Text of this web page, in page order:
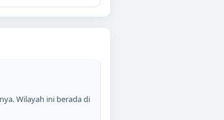
Wilayah ini berada di